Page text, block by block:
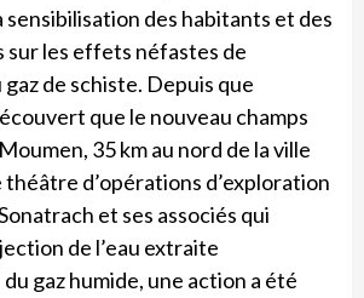
sensibilisation des habitants et des
sur les effets néfastes de
de schiste. Depuis que
que le nouveau champs
35 km au nord de la ville
théâtre d’opérations d’exploration
et ses associés qui
de l’eau extraite
gaz humide, une action a été